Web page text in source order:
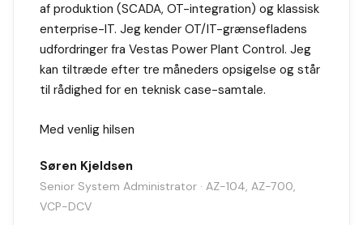
af produktion (SCADA, OT-integration) og klassisk
enterprise-IT. Jeg kender OT/IT-grænsefladens
udfordringer fra Vestas Power Plant Control. Jeg
kan tiltræde efter tre måneders opsigelse og står
til rådighed for en teknisk case-samtale.
Med venlig hilsen
Søren Kjeldsen
Senior System Administrator · AZ-104, AZ-700,
VCP-DCV